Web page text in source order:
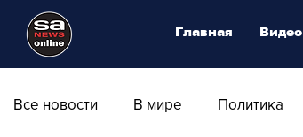
Все новости В мире Политика
Главная Видео